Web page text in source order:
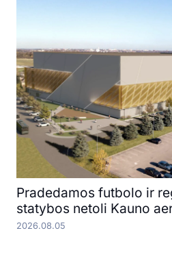
Pradedamos futbolo ir
statybos netoli Kauno
2026.08.05